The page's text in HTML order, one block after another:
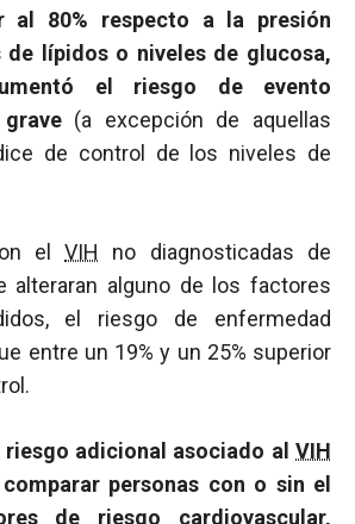
al 80% respecto a la presión
de lípidos o niveles de glucosa,
el riesgo de evento
(a excepción de aquellas
de control de los niveles de
elVIH
no diagnosticadas de
alteraran alguno de los factores
el riesgo de enfermedad
entre un 19% y un 25% superior
adicional asociado al VIH
personas con o sin el
de riesgo cardiovascular,